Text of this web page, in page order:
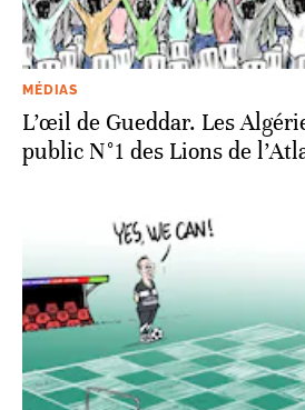
MÉDIAS
L’œil de Gueddar. Les
public N°1 des Lions de